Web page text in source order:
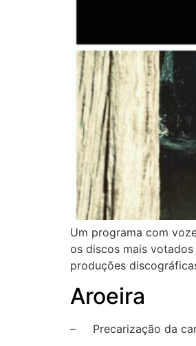
Um programa com
os discos mais
produções
Aroeira
– Precarização da